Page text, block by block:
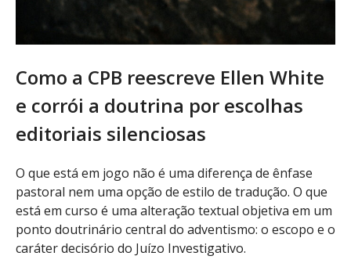
Como a CPB reescreve Ellen White
e corrói a doutrina por escolhas
editoriais silenciosas
O que está em jogo não é uma diferença de ênfase
pastoral nem uma opção de estilo de tradução. O que
está em curso é uma alteração textual objetiva em um
ponto doutrinário central do adventismo: o escopo e o
caráter decisório do Juízo Investigativo.